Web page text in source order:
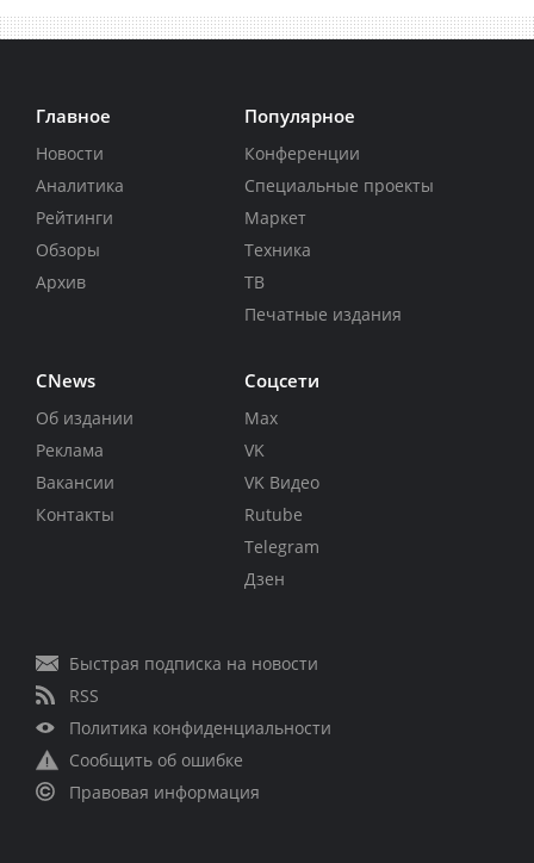
Главное
Новости
Аналитика
Рейтинги
Обзоры
Архив
Популярное
Конференции
Специальные проекты
Маркет
Техника
ТВ
Печатные издания
CNews
Об издании
Реклама
Вакансии
Контакты
Соцсети
Max
VK
VK Видео
Rutube
Telegram
Дзен
Быстрая подписка на новости
RSS
Политика конфиденциальности
Сообщить об ошибке
Правовая информация